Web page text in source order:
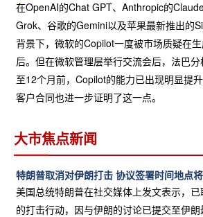
在OpenAI的Chat GPT、Anthropic的
Grok、谷歌的Gemini以及苹果最新推出的
背景下，微软的Copilot一度被市场质疑在
后。但在微软管理层举行交流会后，法巴
至12个月前，Copilot的能力已出现明显提
客户合同也进一步证明了这一点。
大市焦点新闻
特朗普取消对伊朗打击 协议签署时间地点
美国总统特朗普在社交媒体上发文表示，
的打击行动，因与伊朗的讨论已提交至伊